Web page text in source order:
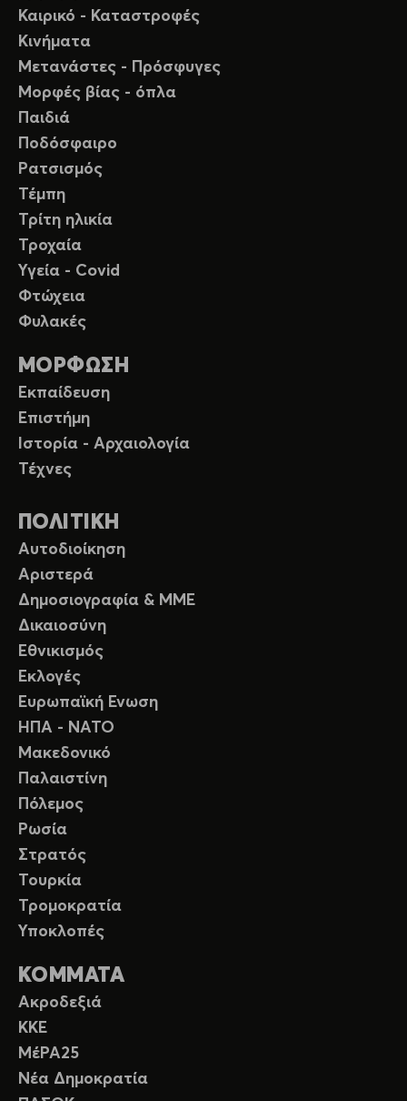
Καιρικό - Καταστροφές
Κινήματα
Μετανάστες - Πρόσφυγες
Μορφές βίας - όπλα
Παιδιά
Ποδόσφαιρο
Ρατσισμός
Τέμπη
Τρίτη ηλικία
Τροχαία
Υγεία - Covid
Φτώχεια
Φυλακές
ΜΟΡΦΩΣΗ
Εκπαίδευση
Επιστήμη
Ιστορία - Αρχαιολογία
Τέχνες
ΠΟΛΙΤΙΚΗ
Αυτοδιοίκηση
Αριστερά
Δημοσιογραφία & ΜΜΕ
Δικαιοσύνη
Εθνικισμός
Εκλογές
Ευρωπαϊκή Ενωση
ΗΠΑ - ΝΑΤΟ
Μακεδονικό
Παλαιστίνη
Πόλεμος
Ρωσία
Στρατός
Τουρκία
Τρομοκρατία
Υποκλοπές
ΚΟΜΜΑΤΑ
Ακροδεξιά
ΚΚΕ
ΜέΡΑ25
Νέα Δημοκρατία